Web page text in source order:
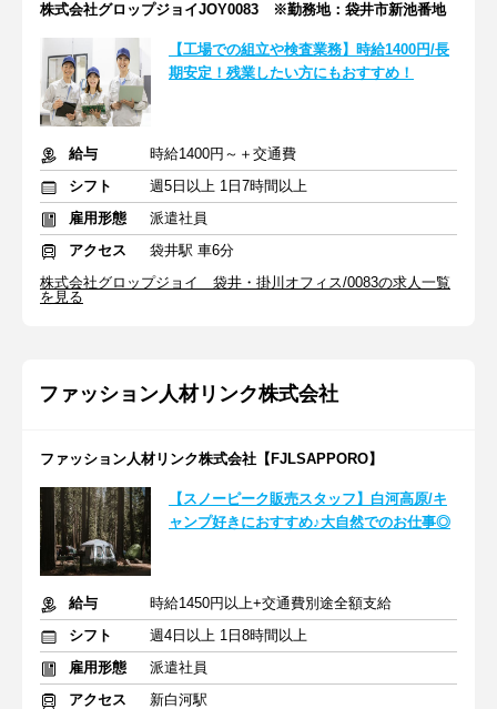
株式会社グロップジョイJOY0083 ※勤務地：袋井市新池番地
【工場での組立や検査業務】時給1400円/長
期安定！残業したい方にもおすすめ！
給与
時給1400円～＋交通費
シフト
週5日以上 1日7時間以上
雇用形態
派遣社員
アクセス
袋井駅 車6分
株式会社グロップジョイ 袋井・掛川オフィス/0083の求人一覧
を見る
ファッション人材リンク株式会社
ファッション人材リンク株式会社【FJLSAPPORO】
【スノーピーク販売スタッフ】白河高原/キ
ャンプ好きにおすすめ♪大自然でのお仕事◎
給与
時給1450円以上+交通費別途全額支給
シフト
週4日以上 1日8時間以上
雇用形態
派遣社員
アクセス
新白河駅